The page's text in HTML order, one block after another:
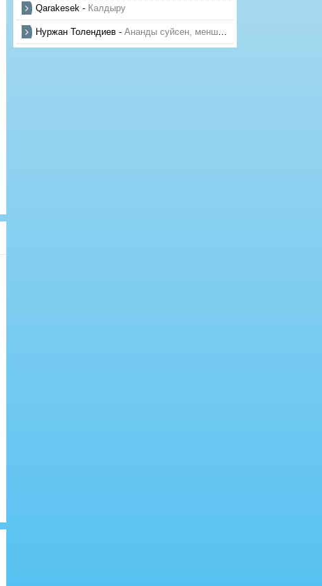
Qarakesek - Калдыру
Нуржан Толендиев - Ананды суйсен, менше суй